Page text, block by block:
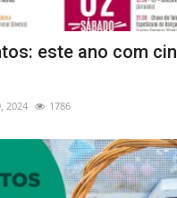
este ano com
2024 1786